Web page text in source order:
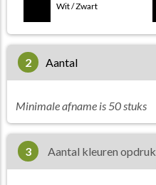
Wit / Zwart
2 aantal
Minimale afname is 50 stuks
3 Aantal kleuren opdruk